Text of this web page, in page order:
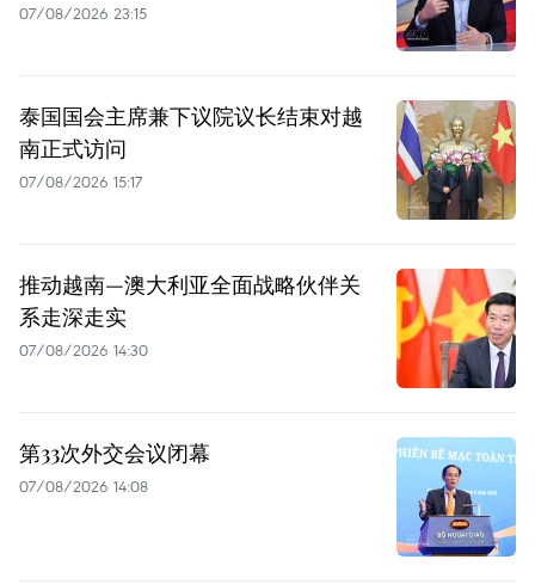
07/08/2026 23:15
泰国国会主席兼下议院议长结束对越
南正式访问
07/08/2026 15:17
推动越南—澳大利亚全面战略伙伴关
系走深走实
07/08/2026 14:30
第33次外交会议闭幕
07/08/2026 14:08